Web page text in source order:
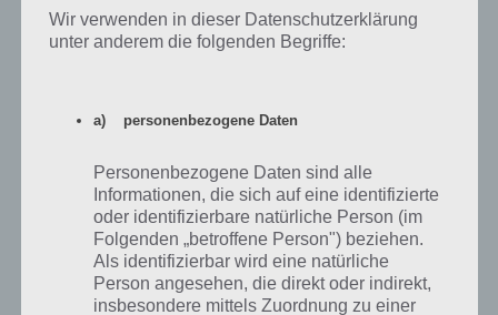
Fazit: Color Magnet eine absolute
Empfehlung
Wir verwenden in dieser Datenschutzerklärung
unter anderem die folgenden Begriffe:
a) personenbezogene Daten
Personenbezogene Daten sind alle
Informationen, die sich auf eine identifizierte
oder identifizierbare natürliche Person (im
Folgenden „betroffene Person") beziehen.
Als identifizierbar wird eine natürliche
Person angesehen, die direkt oder indirekt,
insbesondere mittels Zuordnung zu einer